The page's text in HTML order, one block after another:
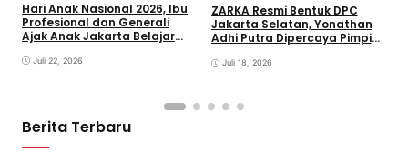
Hari Anak Nasional 2026, Ibu
Profesional dan Generali
Ajak Anak Jakarta Belajar
Permainan Edukatif
Juli 22, 2026
ZARKA Resmi Bentuk DPC
Jakarta Selatan, Yonathan
Adhi Putra Dipercaya Pimpin
Juli 18, 2026
Berita Terbaru